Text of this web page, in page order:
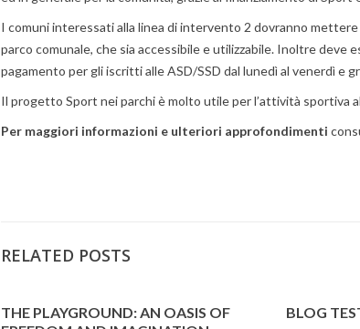
I comuni interessati alla linea di intervento 2 dovranno mettere
parco comunale, che sia accessibile e utilizzabile. Inoltre
pagamento per gli iscritti alle ASD/SSD dal lunedì al venerdì e
Il progetto Sport nei parchi è molto utile per l’attività sportiva
Per maggiori informazioni e ulteriori approfondimenti
RELATED POSTS
THE PLAYGROUND: AN OASIS OF
BLOG